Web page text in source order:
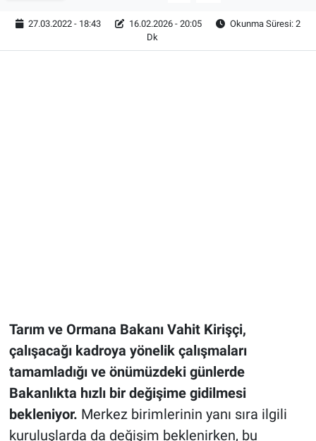
27.03.2022 - 18:43 16.02.2026 - 20:05
Okunma Süresi: 2
Dk
Tarım ve Ormana Bakanı Vahit Kirişçi,
çalışacağı kadroya yönelik çalışmaları
tamamladığı ve önümüzdeki günlerde
Bakanlıkta hızlı bir değişime gidilmesi
bekleniyor. Merkez birimlerinin yanı sıra ilgili
kuruluşlarda da değişim beklenirken, bu